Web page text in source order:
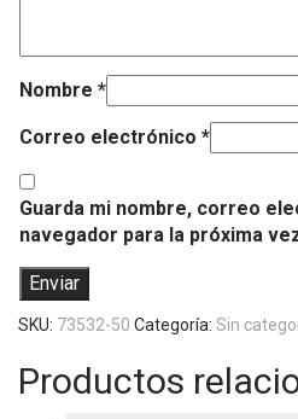
Nombre *
Correo electrónico *
Guarda mi nombre, correo
navegador para la próxima
SKU: 73532-50 Categoría: Sin
Productos